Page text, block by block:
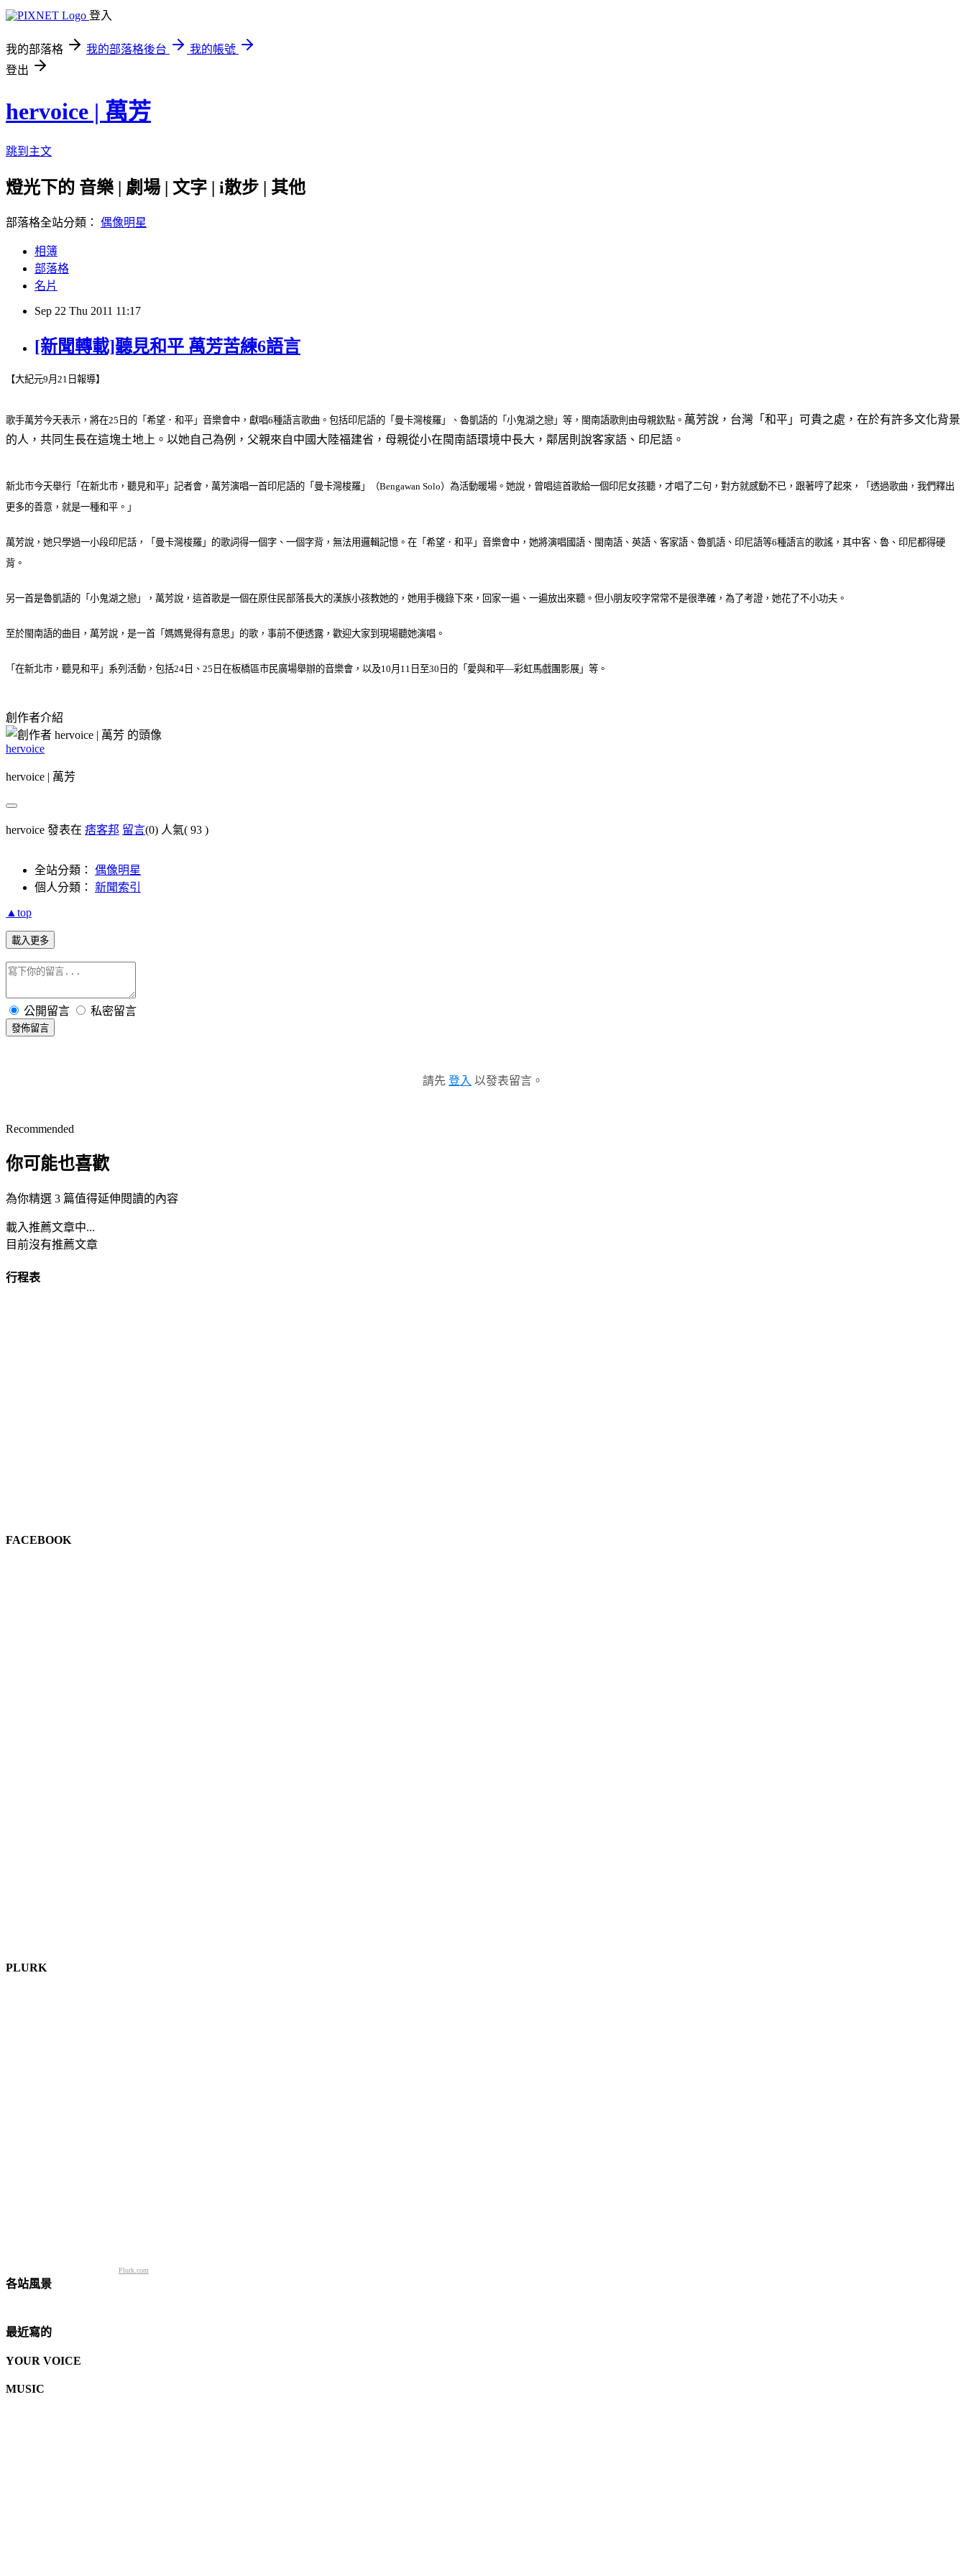
登入
我的部落格 我的部落格後台
我的帳號
登出
hervoice | 萬芳
跳到主文
燈光下的 音樂 | 劇場 | 文字 | i散步 | 其他
部落格全站分類： 偶像明星
相簿
部落格
名片
Sep 22 Thu 2011 11:17
[新聞轉載]聽見和平 萬芳苦練6語言
【大紀元9月21日報導】
歌手萬芳今天表示，將在25日的「希望．和平」音樂會中，獻唱6種語言歌曲。包括印尼語的「曼卡灣梭羅」、魯凱語的「小鬼湖之戀」等，閩南語歌則由母親欽點。 萬芳說，台灣「和平」可貴之處，在於有許多文化背景
的人，共同生長在這塊土地上。以她自己為例，父親來自中國大陸福建省，母親從小在閩南語環境中長大，鄰居則說客家語、印尼語。
新北市今天舉行「在新北市，聽見和平」記者會，萬芳演唱一首印尼語的「曼卡灣梭羅」（Bengawan Solo）為活動暖場。她說，曾唱這首歌給一個印尼女孩聽，才唱了二句，對方就感動不已，跟著哼了起來，「透過歌曲，我們釋出
更多的善意，就是一種和平。」
萬芳說，她只學過一小段印尼話，「曼卡灣梭羅」的歌詞得一個字、一個字背，無法用邏輯記憶。在「希望．和平」音樂會中，她將演唱國語、閩南語、英語、客家語、魯凱語、印尼語等6種語言的歌謠，其中客、魯、印尼都得硬
背。
另一首是魯凱語的「小鬼湖之戀」，萬芳說，這首歌是一個在原住民部落長大的漢族小孩教她的，她用手機錄下來，回家一遍、一遍放出來聽。但小朋友咬字常常不是很準確，為了考證，她花了不小功夫。
至於閩南語的曲目，萬芳說，是一首「媽媽覺得有意思」的歌，事前不便透露，歡迎大家到現場聽她演唱。
「在新北市，聽見和平」系列活動，包括24日、25日在板橋區市民廣場舉辦的音樂會，以及10月11日至30日的「愛與和平—彩虹馬戲團影展」等。
創作者介紹
hervoice
hervoice | 萬芳
hervoice 發表在 痞客邦 留言(0) 人氣( 93 )
全站分類： 偶像明星
個人分類： 新聞索引
▲top
載入更多
公開留言 私密留言
發佈留言
請先 登入 以發表留言。
Recommended
你可能也喜歡
為你精選 3 篇值得延伸閱讀的內容
載入推薦文章中...
目前沒有推薦文章
行程表
FACEBOOK
PLURK
Plurk.com
各站風景
最近寫的
YOUR VOICE
MUSIC